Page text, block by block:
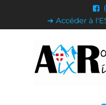
➔ Accéder à